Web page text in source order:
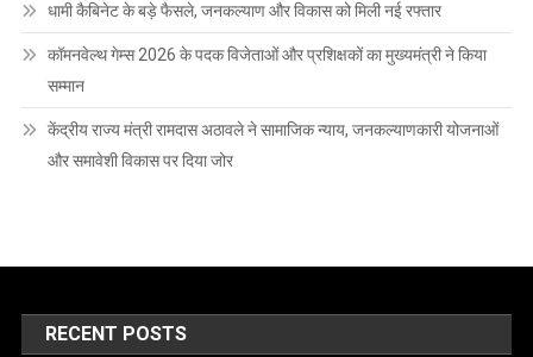
धामी कैबिनेट के बड़े फैसले, जनकल्याण और विकास को मिली नई रफ्तार
कॉमनवेल्थ गेम्स 2026 के पदक विजेताओं और प्रशिक्षकों का मुख्यमंत्री ने किया
सम्मान
केंद्रीय राज्य मंत्री रामदास अठावले ने सामाजिक न्याय, जनकल्याणकारी योजनाओं
और समावेशी विकास पर दिया जोर
RECENT POSTS